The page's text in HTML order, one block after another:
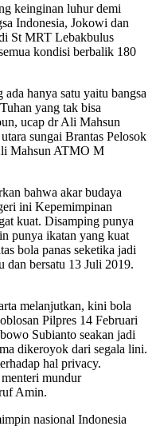
keinginan luhur demi
Indonesia, Jokowi dan
St MRT Lebakbulus
kondisi berbalik 180
hanya satu yaitu bangsa
yang tak bisa
ucap dr Ali Mahsun
sungai Brantas Pelosok
Mahsun ATMO M
bahwa akar budaya
ini Kepemimpinan
kuat. Disamping punya
punya ikatan yang kuat
bola panas seketika jadi
dan bersatu 13 Juli 2019.
melanjutkan, kini bola
Pilpres 14 Februari
Subianto seakan jadi
dikeroyok dari segala lini.
hal privacy.
mundur
Amin.
nasional Indonesia